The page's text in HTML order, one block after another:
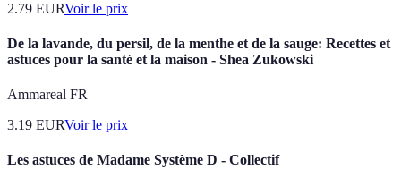
2.79 EURVoir le prix
De la lavande, du persil, de la menthe et de la sauge: Recettes et
astuces pour la santé et la maison - Shea Zukowski
Ammareal FR
3.19 EURVoir le prix
Les astuces de Madame Système D - Collectif